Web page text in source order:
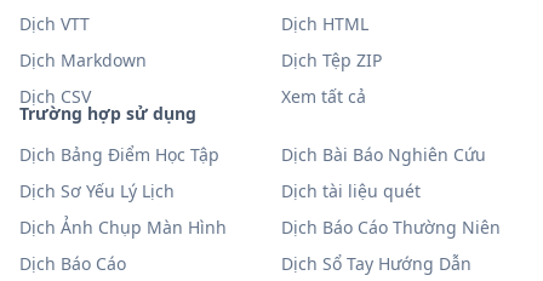
Trường hợp sử dụng
Dịch Bảng Điểm Học Tập
Dịch Bài Báo Nghiên Cứu
Dịch Sơ Yếu Lý Lịch
Dịch tài liệu quét
Dịch Ảnh Chụp Màn Hình
Dịch Báo Cáo Thường Niên
Dịch Báo Cáo
Dịch Sổ Tay Hướng Dẫn
Dịch VTT
Dịch HTML
Dịch Markdown
Dịch Tệp ZIP
Dịch CSV
Xem tất cả